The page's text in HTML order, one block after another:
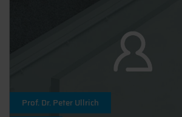
Prof. Dr. Peter Ullrich